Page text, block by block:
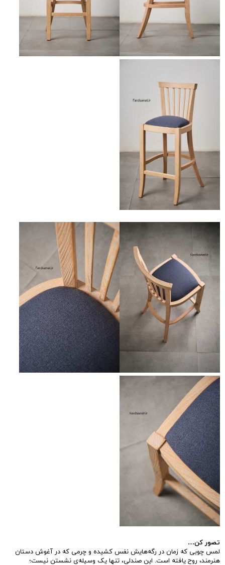
تصور کن…
لمس چوبی که زمان در رگه‌هایش نفس کشیده و چرمی که در آغوش دستان
هنرمند، روح یافته است. این صندلی، تنها یک وسیله‌ی نشستن نیست؛